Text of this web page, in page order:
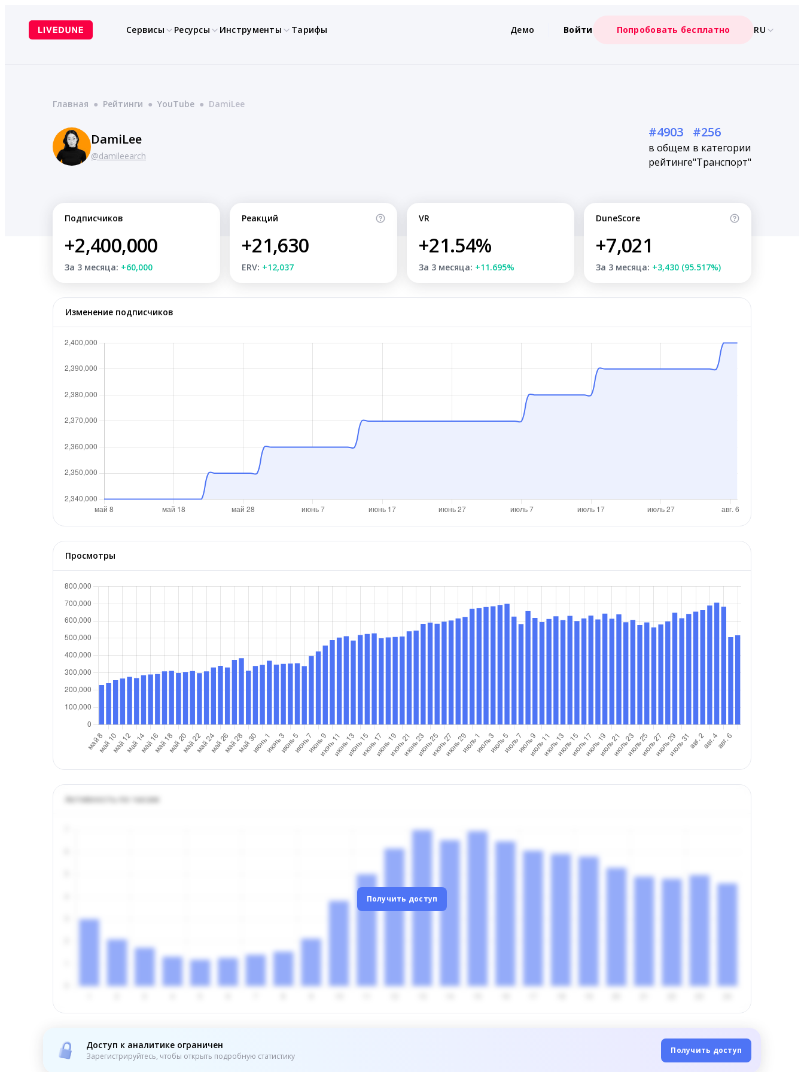
содержимому
Сервисы Ресурсы Инструменты Тарифы Демо Войти Попробовать бесплатно RU
Главная ● Рейтинги ● YouTube ● DamiLee
DamiLee
@damileearch
#4903
в общем
рейтинге
#256
в категории
"Транспорт"
Подписчиков
+2,400,000
За 3 месяца: +60,000
Реакций
+21,630
ERV: +12,037
VR
+21.54%
За 3 месяца: +11.695%
DuneScore
+7,021
За 3 месяца: +3,430 (95.517%)
Изменение подписчиков
Просмотры
Активность по часам
Получить доступ
Доступ к аналитике ограничен
Зарегистрируйтесь, чтобы открыть подробную статистику
Получить доступ